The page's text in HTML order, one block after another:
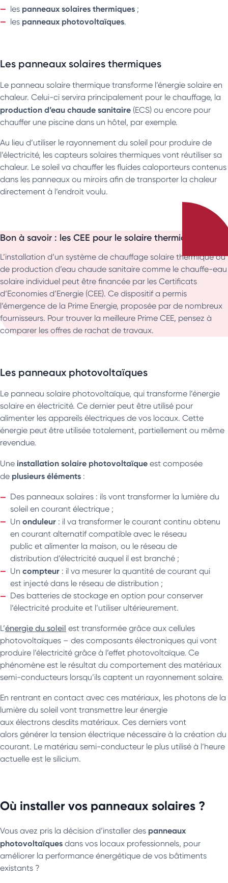
les panneaux solaires thermiques ;
les panneaux photovoltaïques.
Les panneaux solaires thermiques
Le panneau solaire thermique transforme l’énergie solaire en
chaleur. Celui-ci servira principalement pour le chauffage, la
production d’eau chaude sanitaire (ECS) ou encore pour
chauffer une piscine dans un hôtel, par exemple.
Au lieu d’utiliser le rayonnement du soleil pour produire de
l’électricité, les capteurs solaires thermiques vont réutiliser sa
chaleur. Le soleil va chauffer les fluides caloporteurs contenus
dans les panneaux ou miroirs afin de transporter la chaleur
directement à l’endroit voulu.
Bon à savoir : les CEE pour le solaire thermique
L’installation d’un système de chauffage solaire thermique ou
de production d’eau chaude sanitaire comme le chauffe-eau
solaire individuel peut être financée par les Certificats
d’Economies d’Energie (CEE). Ce dispositif a permis
l’émergence de la Prime Energie, proposée par de nombreux
fournisseurs. Pour trouver la meilleure Prime CEE, pensez à
comparer les offres de rachat de travaux.
Les panneaux photovoltaïques
Le panneau solaire photovoltaïque, qui transforme l’énergie
solaire en électricité. Ce dernier peut être utilisé pour
alimenter les appareils électriques de vos locaux. Cette
énergie peut être utilisée totalement, partiellement ou même
revendue.
Une installation solaire photovoltaïque est composée
de plusieurs éléments :
Des panneaux solaires : ils vont transformer la lumière du
soleil en courant électrique ;
Un onduleur : il va transformer le courant continu obtenu
en courant alternatif compatible avec le réseau
public et alimenter la maison, ou le réseau de
distribution d’électricité auquel il est branché ;
Un compteur : il va mesurer la quantité de courant qui
est injecté dans le réseau de distribution ;
Des batteries de stockage en option pour conserver
l’électricité produite et l’utiliser ultérieurement.
L’énergie du soleil est transformée grâce aux cellules
photovoltaïques – des composants électroniques qui vont
produire l’électricité grâce à l’effet photovoltaïque. Ce
phénomène est le résultat du comportement des matériaux
semi-conducteurs lorsqu’ils captent un rayonnement solaire.
En rentrant en contact avec ces matériaux, les photons de la
lumière du soleil vont transmettre leur énergie
aux électrons desdits matériaux. Ces derniers vont
alors générer la tension électrique nécessaire à la création du
courant. Le matériau semi-conducteur le plus utilisé à l’heure
actuelle est le silicium.
Où installer vos panneaux solaires ?
Vous avez pris la décision d’installer des panneaux
photovoltaïques dans vos locaux professionnels, pour
améliorer la performance énergétique de vos bâtiments
existants ?